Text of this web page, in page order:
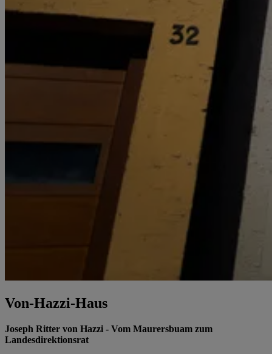
Von-Hazzi-Haus
Joseph Ritter von Hazzi - Vom Maurersbuam zum
Landesdirektionsrat